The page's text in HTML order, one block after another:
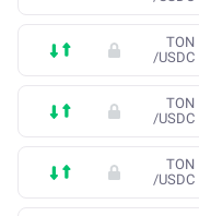
TON
/USDC
TON
/USDC
TON
/USDC